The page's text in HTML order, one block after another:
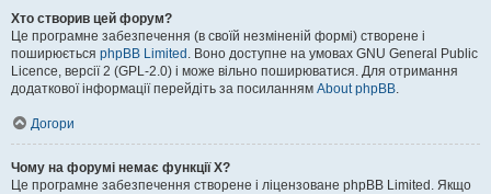
Хто створив цей форум?
Це програмне забезпечення (в своїй незміненій формі) створене і
поширюється phpBB Limited . Воно доступне на умовах GNU General Public
Licence, версії 2 (GPL-2.0) і може вільно поширюватися. Для отримання
додаткової інформації перейдіть за посиланням About phpBB.
Догори
Чому на форумі немає функції X?
Це програмне забезпечення створене і ліцензоване phpBB Limited. Якщо